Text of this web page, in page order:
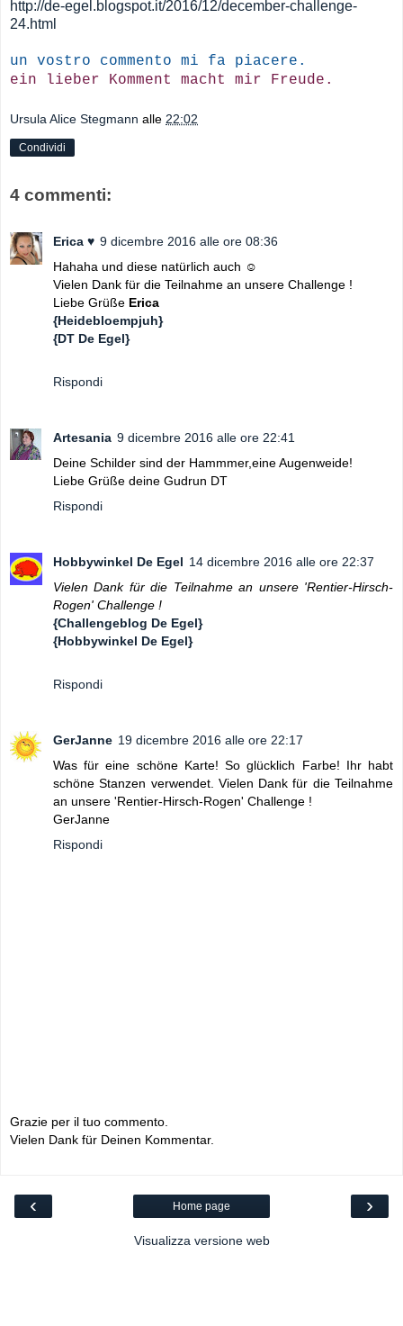
http://de-egel.blogspot.it/2016/12/december-challenge-
24.html
un vostro commento mi fa piacere.
ein lieber Komment macht mir Freude.
Ursula Alice Stegmann alle 22:02
Condividi
4 commenti:
Erica ♥ 9 dicembre 2016 alle ore 08:36
Hahaha und diese natürlich auch ☺
Vielen Dank für die Teilnahme an unsere Challenge !
Liebe Grüße Erica
{Heidebloempjuh}
{DT De Egel}
Rispondi
Artesania 9 dicembre 2016 alle ore 22:41
Deine Schilder sind der Hammmer,eine Augenweide!
Liebe Grüße deine Gudrun DT
Rispondi
Hobbywinkel De Egel 14 dicembre 2016 alle ore 22:37
Vielen Dank für die Teilnahme an unsere 'Rentier-Hirsch-
Rogen' Challenge !
{Challengeblog De Egel}
{Hobbywinkel De Egel}
Rispondi
GerJanne 19 dicembre 2016 alle ore 22:17
Was für eine schöne Karte! So glücklich Farbe! Ihr habt
schöne Stanzen verwendet. Vielen Dank für die Teilnahme
an unsere 'Rentier-Hirsch-Rogen' Challenge !
GerJanne
Rispondi
Grazie per il tuo commento.
Vielen Dank für Deinen Kommentar.
‹ ›
Home page
Visualizza versione web